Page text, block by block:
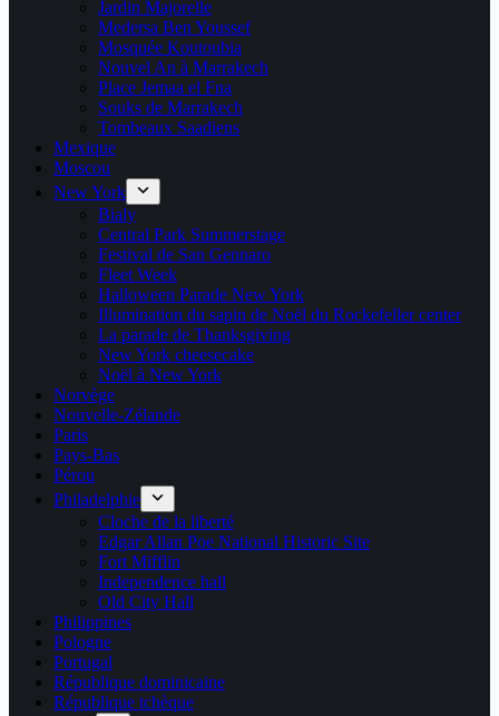
Jardin Majorelle
Medersa Ben Youssef
Mosquée Koutoubia
Nouvel An à Marrakech
Place Jemaa el Fna
Souks de Marrakech
Tombeaux Saadiens
Mexique
Moscou
New York
Bialy
Central Park Summerstage
Festival de San Gennaro
Fleet Week
Halloween Parade New York
Illumination du sapin de Noël du Rockefeller center
La parade de Thanksgiving
New York cheesecake
Noël à New York
Norvège
Nouvelle-Zélande
Paris
Pays-Bas
Pérou
Philadelphie
Cloche de la liberté
Edgar Allan Poe National Historic Site
Fort Mifflin
Independence hall
Old City Hall
Philippines
Pologne
Portugal
République dominicaine
République tchèque